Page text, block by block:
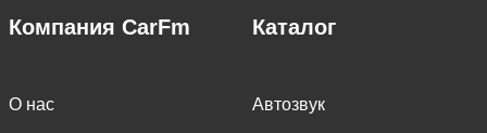
Компания CarFm
О нас
Каталог
Автозвук